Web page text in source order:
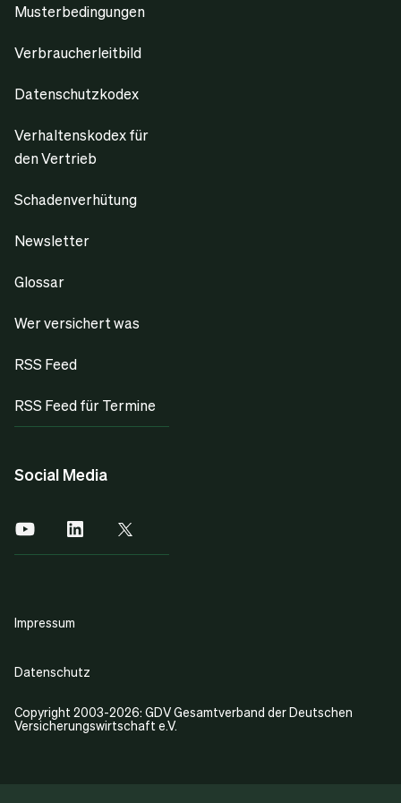
Musterbedingungen
Verbraucherleitbild
Datenschutzkodex
Verhaltenskodex für
den Vertrieb
Schadenverhütung
Newsletter
Glossar
Wer versichert was
RSS Feed
RSS Feed für Termine
Social Media
Copyright 2003-2026: GDV Gesamtverband der Deutschen
Versicherungswirtschaft e.V.
Impressum
Datenschutz